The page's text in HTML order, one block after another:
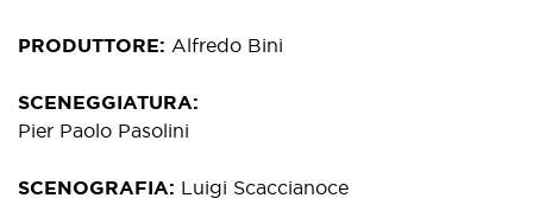
PRODUTTORE Alfredo Bini
SCENEGGIATURA
Pier Paolo Pasolini
SCENOGRAFIA Luigi Scaccianoce